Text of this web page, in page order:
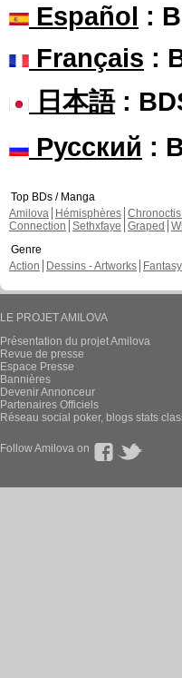
Español :
Français :
日本語:
Русский :
Top BDs / Manga
Amilova
Hémisphères
Connection Sethxfaye Graped
Genre
Action
Dessins - Artworks
LE PROJET AMILOVA
Présentation du projet Amilova
Revue de presse
Espace Presse
Bannières
Devenir Annonceur
Partenaires Officiels
Réseau social poker, blogs stats
Follow Amilova on